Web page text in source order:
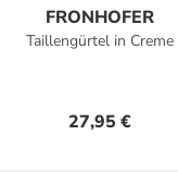
FRONHOFER
Taillengürtel in Creme
27,95 €